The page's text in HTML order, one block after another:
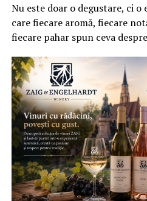
Nu este doar o degustare, ci
care fiecare aromă, fiecare
fiecare pahar spun ceva